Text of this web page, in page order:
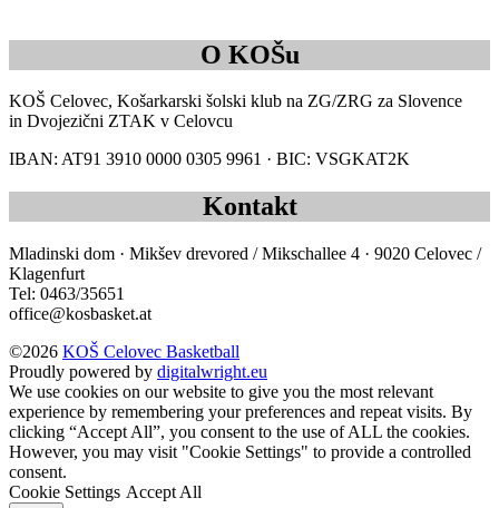
O KOŠu
KOŠ Celovec, Košarkarski šolski klub na ZG/ZRG za Slovence
in Dvojezični ZTAK v Celovcu
IBAN: AT91 3910 0000 0305 9961 · BIC: VSGKAT2K
Kontakt
Mladinski dom · Mikšev drevored / Mikschallee 4 · 9020 Celovec /
Klagenfurt
Tel: 0463/35651
office@kosbasket.at
©2026 KOŠ Celovec Basketball
Proudly powered by digitalwright.eu
We use cookies on our website to give you the most relevant
experience by remembering your preferences and repeat visits. By
clicking “Accept All”, you consent to the use of ALL the cookies.
However, you may visit "Cookie Settings" to provide a controlled
consent.
Cookie Settings Accept All